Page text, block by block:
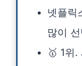
넷플릭
많이
🥇 1위